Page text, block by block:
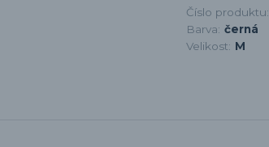
Číslo produktu:
Barva: černá
Velikost: M